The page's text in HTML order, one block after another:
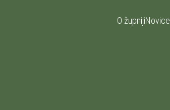
O župnijiNovice